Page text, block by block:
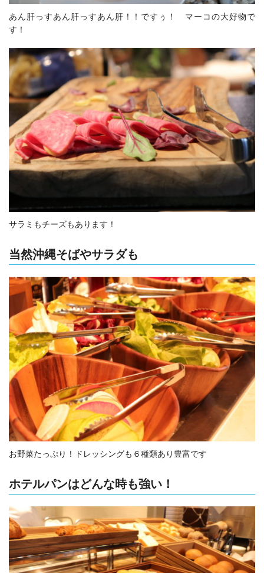
あん肝っすあん肝っすあん肝！！ですぅ！ マーコの大好物で
す！
サラミもチーズもあります！
当然沖縄そばやサラダも
お野菜たっぷり！ドレッシングも６種類あり豊富です
ホテルパンはどんな時も強い！